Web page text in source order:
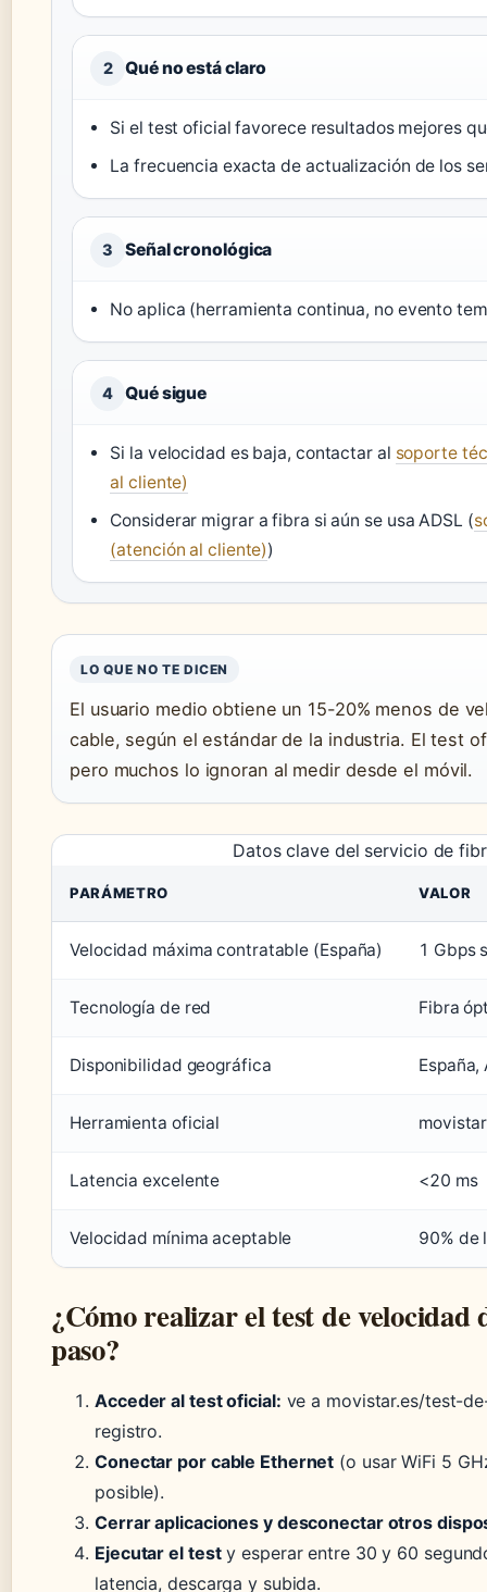
2 Qué no está claro
Si el test oficial favorece resultados mejores
La frecuencia exacta de actualización de los
3 Señal cronológica
No aplica (herramienta continua, no evento
4 Qué sigue
Si la velocidad es baja, contactar al soporte
al cliente)
Considerar migrar a fibra si aún se usa ADSL (
(atención al cliente))
LO QUE NO TE DICEN
El usuario medio obtiene un 15-20% menos de
cable, según el estándar de la industria. El test
pero muchos lo ignoran al medir desde el móvil.
Datos clave del servicio de
PARÁMETRO VALOR
Velocidad máxima contratable (España) 1 Gbps
Tecnología de red Fibra
Disponibilidad geográfica España,
Herramienta oficial
Latencia excelente <20 ms
Velocidad mínima aceptable 90% de
¿Cómo realizar el test de velocidad
paso?
Acceder al test oficial: ve a movistar.es/test-
registro.
Conectar por cable Ethernet (o usar WiFi 5
posible).
Cerrar aplicaciones y desconectar otros
Ejecutar el testy esperar entre 30 y 60
latencia, descarga y subida.